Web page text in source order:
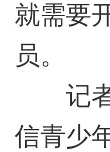
就需要
员。
记者
信青少